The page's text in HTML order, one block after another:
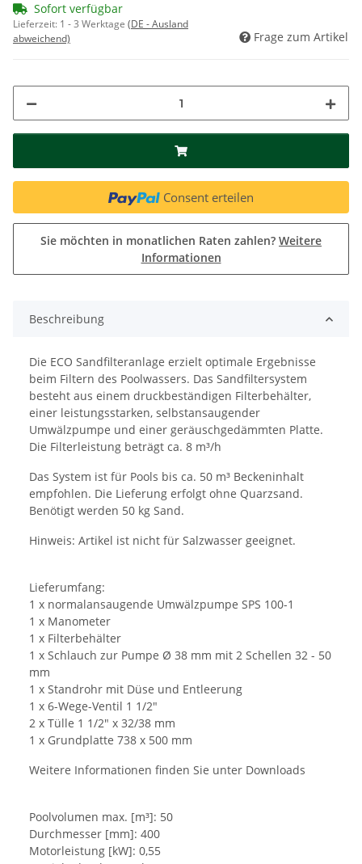
Sofort verfügbar
Lieferzeit: 1 - 3 Werktage (DE - Ausland
abweichend)
Frage zum Artikel
Consent erteilen
Sie möchten in monatlichen Raten zahlen? Weitere
Informationen
Beschreibung
Die ECO Sandfilteranlage erzielt optimale Ergebnisse
beim Filtern des Poolwassers. Das Sandfiltersystem
besteht aus einem druckbeständigen Filterbehälter,
einer leistungsstarken, selbstansaugender
Umwälzpumpe und einer geräuschgedämmten Platte.
Die Filterleistung beträgt ca. 8 m³/h
Das System ist für Pools bis ca. 50 m³ Beckeninhalt
empfohlen. Die Lieferung erfolgt ohne Quarzsand.
Benötigt werden 50 kg Sand.
Hinweis: Artikel ist nicht für Salzwasser geeignet.
Lieferumfang:
1 x normalansaugende Umwälzpumpe SPS 100-1
1 x Manometer
1 x Filterbehälter
1 x Schlauch zur Pumpe Ø 38 mm mit 2 Schellen 32 - 50
mm
1 x Standrohr mit Düse und Entleerung
1 x 6-Wege-Ventil 1 1/2"
2 x Tülle 1 1/2" x 32/38 mm
1 x Grundplatte 738 x 500 mm
Weitere Informationen finden Sie unter Downloads
Poolvolumen max. [m³]: 50
Durchmesser [mm]: 400
Motorleistung [kW]: 0,55